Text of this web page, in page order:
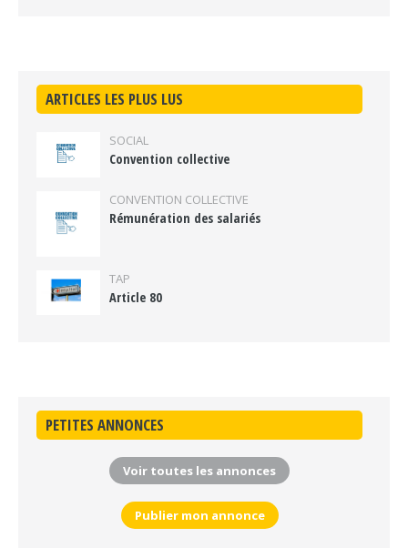
ARTICLES LES PLUS LUS
SOCIAL
Convention collective
CONVENTION COLLECTIVE
Rémunération des salariés
TAP
Article 80
PETITES ANNONCES
Voir toutes les annonces
Publier mon annonce